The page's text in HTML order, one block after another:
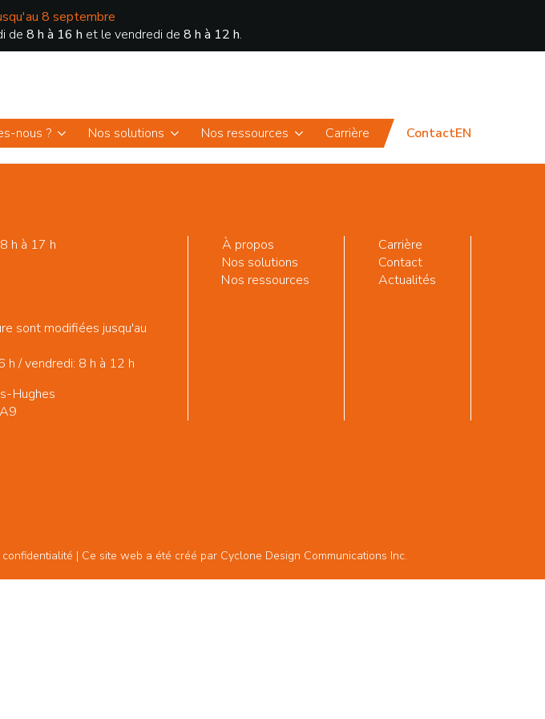
8 septembre
de 8 h à 16 h et le vendredi de 8 h à 12 h.
nous ?
Nos solutions Nos ressources Carrière ContactEN
h à 17 h
sont modifiées jusqu'au
h / vendredi: 8 h à 12 h
Hughes
À propos
Nos solutions
Nos ressources
Carrière
Contact
Actualités
| Ce site web a été créé par Cyclone Design Communications Inc.